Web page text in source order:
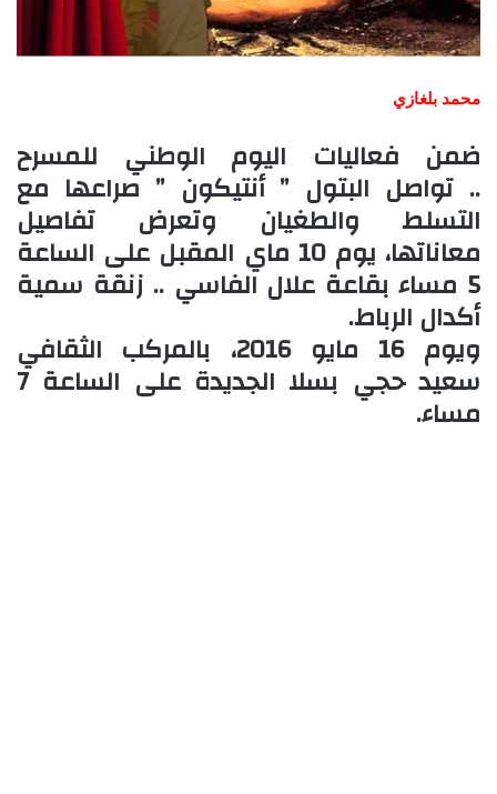
محمد بلغازي
ضمن فعاليات اليوم الوطني للمسرح
.. تواصل البتول ” أنتيكون ” صراعها مع
التسلط والطغيان وتعرض تفاصيل
معاناتها، يوم 10 ماي المقبل على الساعة
5 مساء بقاعة علال الفاسي .. زنقة سمية
أكدال الرباط.
ويوم 16 مايو 2016، بالمركب الثقافي
سعيد حجي بسلا الجديدة على الساعة 7
مساء.